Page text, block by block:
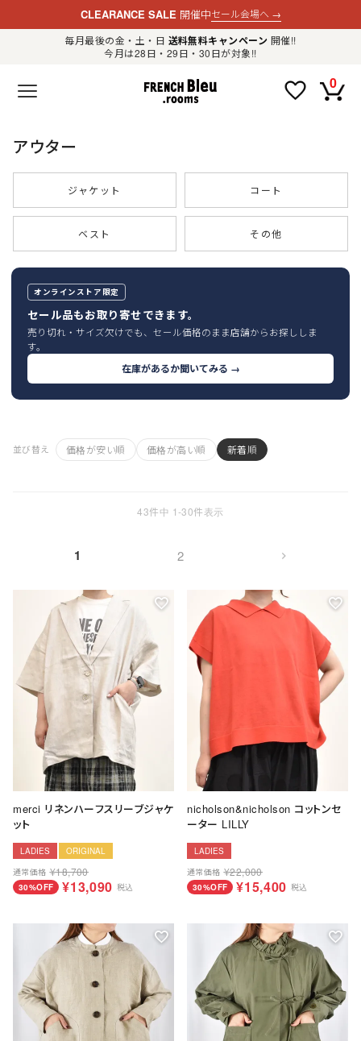
CLEARANCE SALE 開催中セール会場へ →
毎月最後の金・土・日 送料無料キャンペーン 開催!!
今月は28日・29日・30日が対象!!
F
R
e
r
o
s
セ
レ
ク
シ
ョ
ッ
プ
0
ログイン
LADIES
MENS
GOODS
OTHER
FRENCH Bleu ORIGINAL
SHOP NEWS
新規会員登録
マイページ
送料について
お支払いについて
店舗情報
プライバシーポリシー
特定商取引法の表記
お問い合わせ
アウター
ジャケット コート
ベスト その他
オンラインストア限定
セール品もお取り寄せできます。
売り切れ・サイズ欠けでも、セール価格のまま店舗からお探ししま
す。
在庫があるか聞いてみる →
並び替え 価格が安い順 価格が高い順 新着順
43件中 1-30件表示
1 2
merci リネンハーフスリーブジャケ
ット
LADIES
ORIGINAL
通常価格 ¥18,700
30%OFF ¥13,090 税込
nicholson&nicholson コットンセ
ーター LILLY
LADIES
通常価格 ¥22,000
30%OFF ¥15,400 税込